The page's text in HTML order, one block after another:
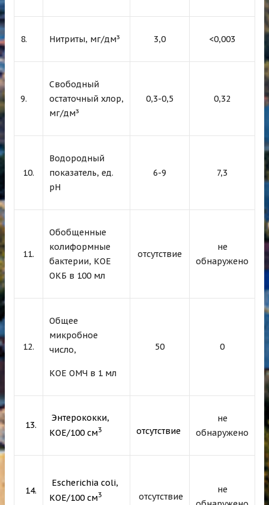
8. Нитриты, мг/дм³ 3,0 <0,003
9.
Свободный
остаточный хлор,
мг/дм³
0,3-0,5 0,32
10.
Водородный
показатель, ед.
рН
6-9 7,3
11.
Обобщенные
колиформные
бактерии, КОЕ
ОКБ в 100 мл
отсутствие
не
обнаружено
12.
Общее
микробное
число,
КОЕ ОМЧ в 1 мл
50 0
13.
Энтерококки,
КОЕ/100 см3 отсутствие
не
обнаружено
14.
Escherichia coli,
КОЕ/100 см3 отсутствие
не